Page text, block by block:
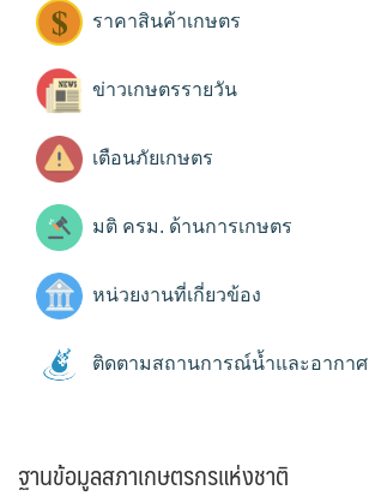
ราคาสินค้าเกษตร
ข่าวเกษตรรายวัน
เตือนภัยเกษตร
มติ ครม. ด้านการเกษตร
หน่วยงานที่เกี่ยวข้อง
ติดตามสถานการณ์น้ำและอากาศ
ฐานข้อมูลสภาเกษตรกรแห่งชาติ